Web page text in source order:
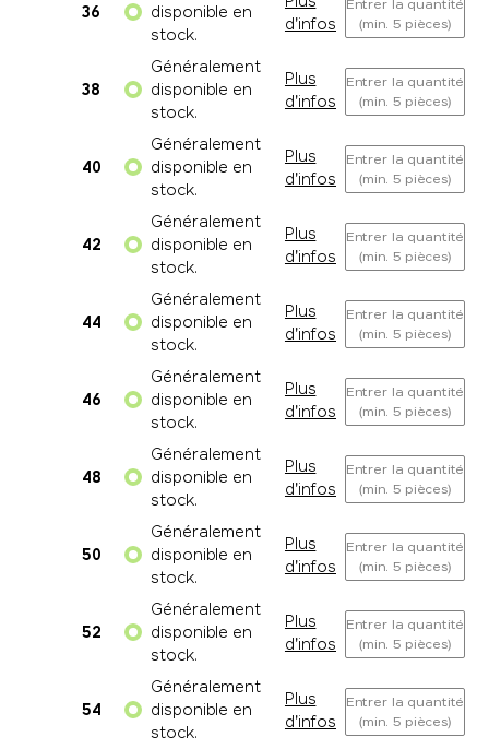
36
disponible en
stock.
d'infos
Entrer la quantité
(min. 5 pièces)
38
Généralement
disponible en
stock.
Plus
d'infos
Entrer la quantité
(min. 5 pièces)
40
Généralement
disponible en
stock.
Plus
d'infos
Entrer la quantité
(min. 5 pièces)
42
Généralement
disponible en
stock.
Plus
d'infos
Entrer la quantité
(min. 5 pièces)
44
Généralement
disponible en
stock.
Plus
d'infos
Entrer la quantité
(min. 5 pièces)
46
Généralement
disponible en
stock.
Plus
d'infos
Entrer la quantité
(min. 5 pièces)
48
Généralement
disponible en
stock.
Plus
d'infos
Entrer la quantité
(min. 5 pièces)
50
Généralement
disponible en
stock.
Plus
d'infos
Entrer la quantité
(min. 5 pièces)
52
Généralement
disponible en
stock.
Plus
d'infos
Entrer la quantité
(min. 5 pièces)
54
Généralement
disponible en
stock.
Plus
d'infos
Entrer la quantité
(min. 5 pièces)